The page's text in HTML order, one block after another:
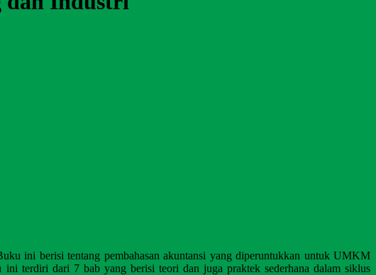
ini berisi tentang pembahasan akuntansi yang diperuntukkan untuk UMKM
terdiri dari 7 bab yang berisi teori dan juga praktek sederhana dalam siklus